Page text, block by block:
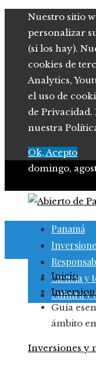
Nuestro sitio
personalizar
(si los hay).
cookies de
Analytics,
el uso de
de Privacidad.
nuestra
Ok, Acepto
domingo,
Panamá
Ciencia y
Cultura y
Inicio
Guía
ámbito
Inversiones y